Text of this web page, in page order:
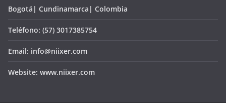
Bogotá| Cundinamarca| Colombia
Teléfono: (57) 3017385754
Email: info@niixer.com
Website: www.niixer.com